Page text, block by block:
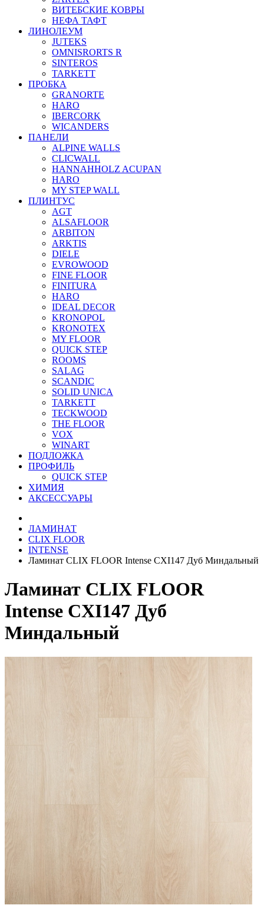
ВИТЕБСКИЕ КОВРЫ
НЕФА ТАФТ
ЛИНОЛЕУМ
JUTEKS
OMNISRORTS R
SINTEROS
TARKETT
ПРОБКА
GRANORTE
HARO
IBERCORK
WICANDERS
ПАНЕЛИ
ALPINE WALLS
CLICWALL
HANNAHHOLZ ACUPAN
HARO
MY STEP WALL
ПЛИНТУС
AGT
ALSAFLOOR
ARBITON
ARKTIS
DIELE
EVROWOOD
FINE FLOOR
FINITURA
HARO
IDEAL DECOR
KRONOPOL
KRONOTEX
MY FLOOR
QUICK STEP
ROOMS
SALAG
SCANDIC
SOLID UNICA
TARKETT
TECKWOOD
THE FLOOR
VOX
WINART
ПОДЛОЖКА
ПРОФИЛЬ
QUICK STEP
ХИМИЯ
АКСЕССУАРЫ
ЛАМИНАТ
CLIX FLOOR
INTENSE
Ламинат CLIX FLOOR Intense CXI147 Дуб Миндальный
Ламинат CLIX FLOOR
Intense CXI147 Дуб
Миндальный